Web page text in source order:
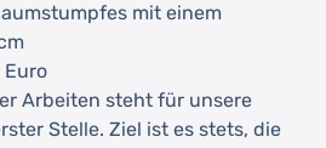
mit einem
Euro
Arbeiten steht für unsere
Stelle. Ziel ist es stets, die